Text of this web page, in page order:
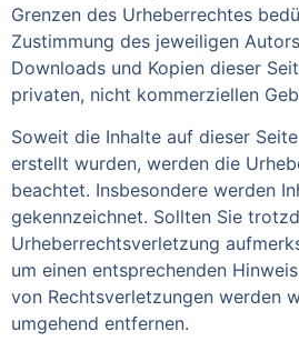
Grenzen des Urheberrechtes
Zustimmung des jeweiligen
Downloads und Kopien dieser
privaten, nicht kommerziellen
Soweit die Inhalte auf dieser
erstellt wurden, werden die
beachtet. Insbesondere werden
gekennzeichnet. Sollten Sie
Urheberrechtsverletzung
um einen entsprechenden
von Rechtsverletzungen werden
umgehend entfernen.